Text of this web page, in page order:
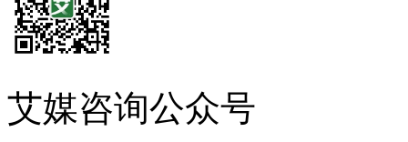
艾媒咨询公众号